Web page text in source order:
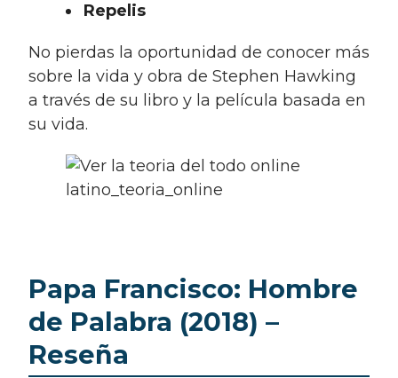
Repelis
No pierdas la oportunidad de conocer más
sobre la vida y obra de Stephen Hawking
a través de su libro y la película basada en
su vida.
Papa Francisco: Hombre
de Palabra (2018) –
Reseña